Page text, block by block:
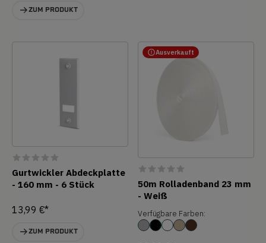
ZUM PRODUKT
Gurtwickler Abdeckplatte
- 160 mm - 6 Stück
13,99 €*
ZUM PRODUKT
Ausverkauft
50m Rolladenband 23 mm
- Weiß
Verfügbare Farben: